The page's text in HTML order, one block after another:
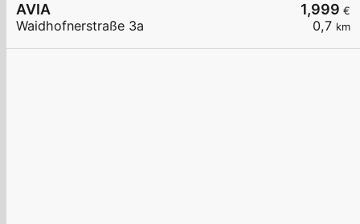
1,999 €
0,7 km
AVIA
Waidhofnerstraße 3a